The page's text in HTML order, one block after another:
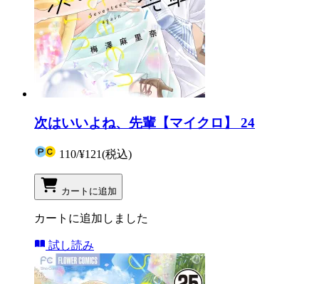
次はいいよね、先輩【マイクロ】 24
110/¥121(税込)
カートに追加
カートに追加しました
試し読み